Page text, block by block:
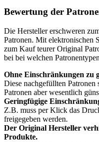
Bewertung der
Die Hersteller erschweren
Patronen. Mit elektronischen
zum Kauf teurer Original
bei bei welchen
Ohne Einschränkungen zu
Diese nachgefüllten
Patronen aber wesentlich
Geringfügige
Z.B. muss per Klick das
freigegeben werden.
Der Original Hersteller
Produkte.